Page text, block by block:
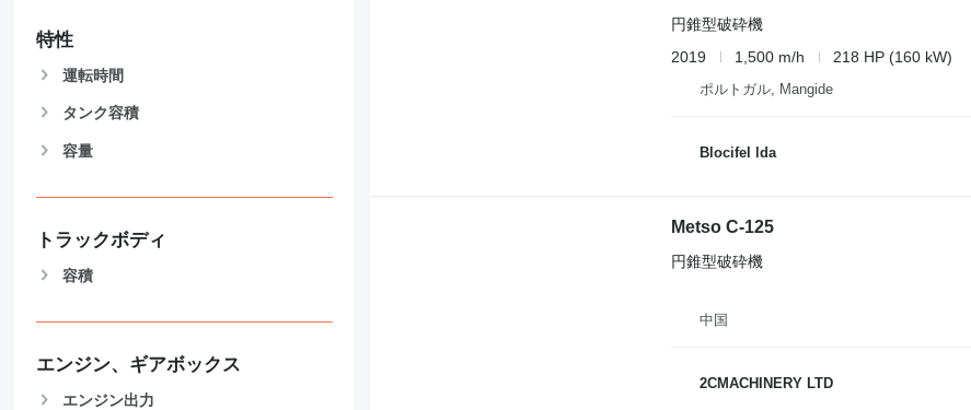
特性
運転時間
タンク容積
容量
トラックボディ
容積
エンジン、ギアボックス
エンジン出力
円錐型破砕機
2019
1,500 m/h 218 HP (160 kW)
ポルトガル, Mangide
Blocifel lda
Metso C-125
円錐型破砕機
中国
2CMACHINERY LTD